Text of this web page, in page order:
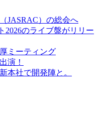
JASRAC）の総会へ
2026のライブ盤がリリー
ミーティング
演！
本社で開発陣と。